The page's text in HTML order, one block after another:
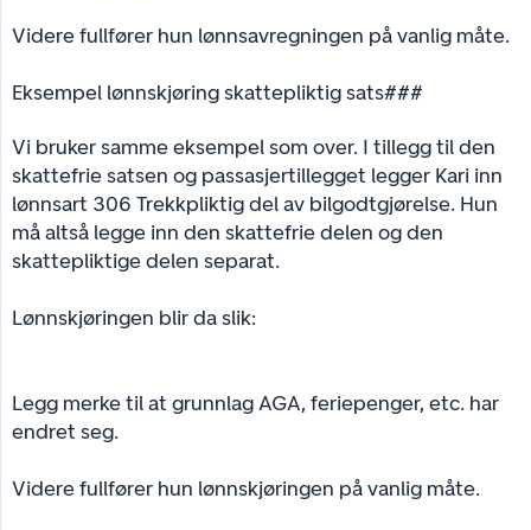
Videre fullfører hun lønnsavregningen på vanlig måte.
Eksempel lønnskjøring skattepliktig sats###
Vi bruker samme eksempel som over. I tillegg til den
skattefrie satsen og passasjertillegget legger Kari inn
lønnsart 306 Trekkpliktig del av bilgodtgjørelse. Hun
må altså legge inn den skattefrie delen og den
skattepliktige delen separat.
Lønnskjøringen blir da slik:
Legg merke til at grunnlag AGA, feriepenger, etc. har
endret seg.
Videre fullfører hun lønnskjøringen på vanlig måte.